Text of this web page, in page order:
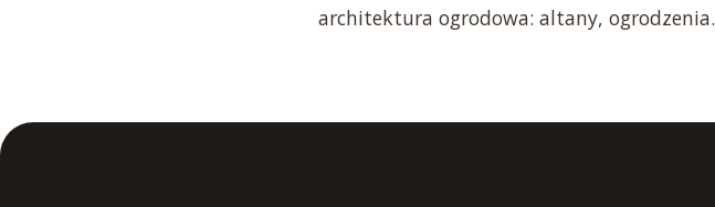
architektura ogrodowa: altany, ogrodzenia.